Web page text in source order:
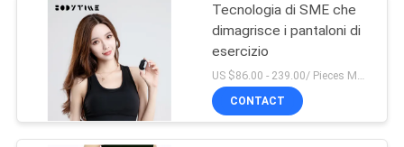
Tecnologia di SME che
dimagrisce i pantaloni di
esercizio
US $86.00 - 239.00/ Pieces MOQ:1pieces
CONTACT